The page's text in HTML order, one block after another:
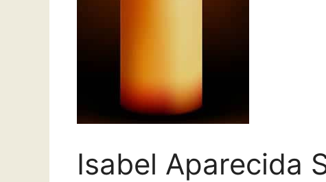
Isabel Aparecida